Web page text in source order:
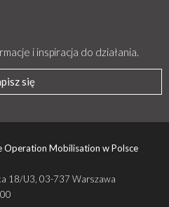
i inspiracja do działania.
się
Operation Mobilisation w Polsce
18/U3, 03-737 Warszawa